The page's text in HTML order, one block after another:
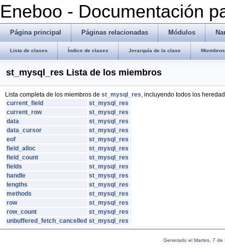
Eneboo - Documentación
Página principal Páginas relacionadas Módulos
Lista de clases Índice de clases Jerarquía de la clase
st_mysql_res Lista de los miembros
Lista completa de los miembros de st_mysql_res, incluyendo todos los
current_field
st_mysql_res
current_row
st_mysql_res
data
st_mysql_res
data_cursor
st_mysql_res
eof
st_mysql_res
field_alloc
st_mysql_res
field_count
st_mysql_res
fields
st_mysql_res
handle
st_mysql_res
lengths
st_mysql_res
methods
st_mysql_res
row
st_mysql_res
row_count
st_mysql_res
unbuffered_fetch_cancelled st_mysql_res
Generado el Martes, 7